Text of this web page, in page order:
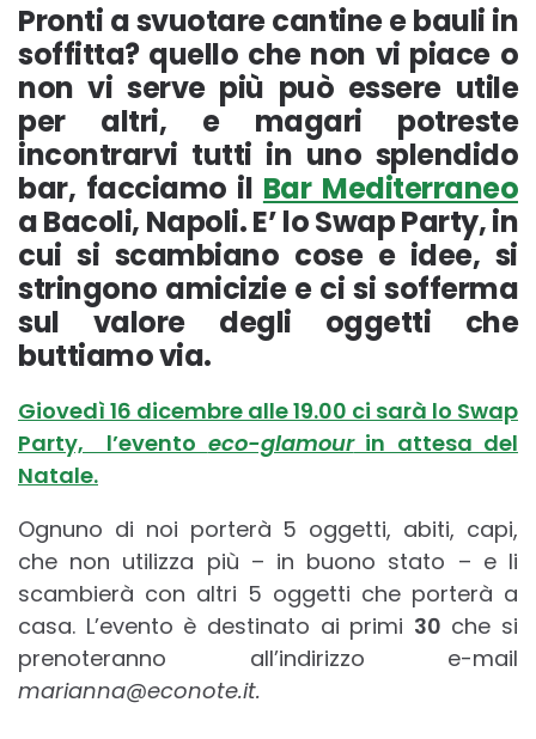
Pronti a svuotare cantine e bauli in
soffitta? quello che non vi piace o
non vi serve più può essere utile
per altri, e magari potreste
incontrarvi tutti in uno splendido
bar, facciamo il Bar Mediterraneo
a Bacoli, Napoli. E’ lo Swap Party, in
cui si scambiano cose e idee, si
stringono amicizie e ci si sofferma
sul valore degli oggetti che
buttiamo via.
Giovedì 16 dicembre alle 19.00 ci sarà lo Swap
Party, l’evento eco-glamourin attesa del
Natale.
Ognuno di noi porterà 5 oggetti, abiti, capi,
che non utilizza più – in buono stato – e li
scambierà con altri 5 oggetti che porterà a
casa. L’evento è destinato ai primi 30 che si
prenoteranno all’indirizzo e-mail
marianna@econote.it.